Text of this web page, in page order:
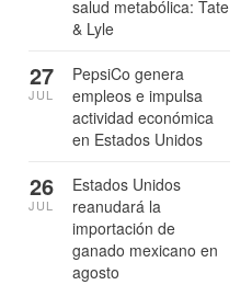
salud metabólica: Tate
& Lyle
PepsiCo genera
empleos e impulsa
actividad económica
en Estados Unidos
27
JUL
Estados Unidos
reanudará la
importación de
ganado mexicano en
agosto
26
JUL